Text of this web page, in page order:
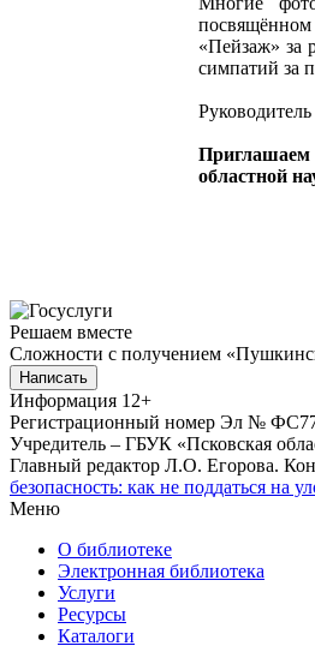
«Пейзаж» за
симпатий за
Приглашаем
областной
Решаем вместе
Сложности с получением
Написать
Информация 12+
Регистрационный номер Эл №
Учредитель – ГБУК «Псковская
Главный редактор Л.О. Егорова.
безопасность: как не поддаться на
Меню
О библиотеке
Электронная библиотека
Услуги
Ресурсы
Каталоги